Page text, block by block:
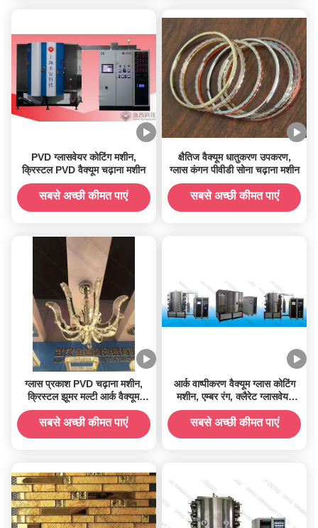
PVD ग्लासवेयर कोटिंग मशीन,
क्रिस्टल PVD वैक्यूम चढ़ाना मशीन
सबसे अच्छी कीमत पाएं
क्षैतिज वैक्यूम धातुकरण उपकरण,
ग्लास कंगन पीवीडी सोना चढ़ाना मशीन
सबसे अच्छी कीमत पाएं
ग्लास प्रकाश PVD चढ़ाना मशीन,
क्रिस्टल झूमर मल्टी आर्क वैक्यूम
चढ़ाना उपकरण
सबसे अच्छी कीमत पाएं
आर्क वाष्पीकरण वैक्यूम ग्लास कोटिंग
मशीन, एम्बर रंग, क्लैरेट ग्लासवेयर
आर्क चढ़ाना मशीन
सबसे अच्छी कीमत पाएं